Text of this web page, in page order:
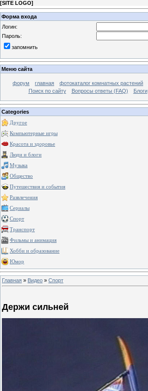
[SITE LOGO]
Форма входа
Логин:
Пароль:
запомнить
Меню сайта
форум главная фотокаталог комнатных растений
Поиск по сайту
Вопросы ответы (FAQ) Блоги
Categories
Другое
Компьютерные игры
Красота и здоровье
Люди и блоги
Музыка
Общество
Путешествия и события
Развлечения
Сериалы
Спорт
Транспорт
Фильмы и анимация
Хобби и образование
Юмор
Главная » Видео » Спорт
Держи сильней